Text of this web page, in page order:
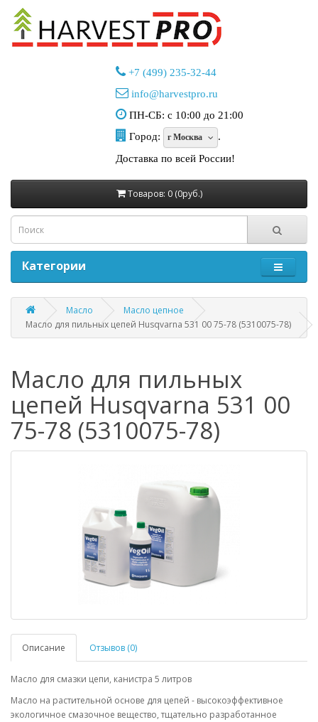
+7 (499) 235-32-44
info@harvestpro.ru
ПН-СБ: с 10:00 до 21:00
Город:
г Москва
.
Доставка по всей России!
Товаров: 0 (0руб.)
Категории
Масло
Масло цепное
Масло для пильных цепей Husqvarna 531 00 75-78 (5310075-78)
Масло для пильных
цепей Husqvarna 531 00
75-78 (5310075-78)
Описание Отзывов (0)
Масло для смазки цепи, канистра 5 литров
Масло на растительной основе для цепей - высокоэффективное
экологичное смазочное вещество, тщательно разработанное